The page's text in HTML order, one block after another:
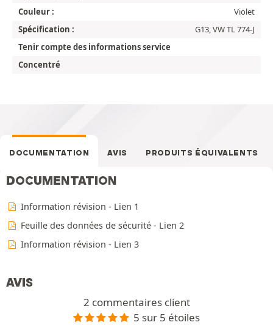
Couleur :
Violet
Spécification :
G13, VW TL 774-J
Tenir compte des informations service
Concentré
DOCUMENTATION AVIS PRODUITS ÉQUIVALENTS
DOCUMENTATION
Information révision - Lien 1
Feuille des données de sécurité - Lien 2
Information révision - Lien 3
AVIS
2 commentaires client
5 sur 5 étoiles